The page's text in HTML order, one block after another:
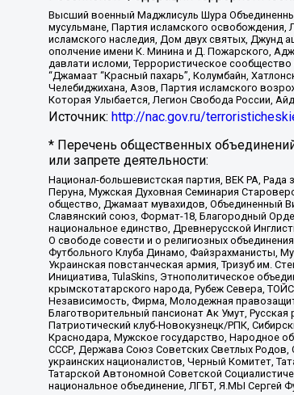
Высший военный Маджлисуль Шура
мусульмане, Партия исламского
исламского наследия, Дом двух святых, Джунд
ополчение имени К. Минина и Д. Пожарского,
давлати исломи, Террористическое
“Джамаат “Красный пахарь”, Колумбайн,
Челебиджихана, Азов, Партия исламского
Которая Улыбается, Легион Свобода России,
Источник: http://nac.gov.ru/
* Перечень общественных
или запрете деятельности:
Национал-большевистская партия, ВЕК РА,
Перуна, Мужская Духовная Семинария
общество, Джамаат мувахидов, Объединенный
Славянский союз, Формат-18, Благородный
национальное единство, Древнерусской
О свободе совести и о религиозных
Футбольного Клуба Динамо, Файзрахманисты,
Украинская повстанческая армия, Тризуб им.
Инициатива, TulaSkins, Этнополитическое
крымскотатарского народа, Рубеж Севера,
Независимость, Фирма, Молодежная
Благотворительный пансионат Ак Умут,
Патриотический клуб-Новокузнецк/РПК,
Краснодара, Мужское государство, Народное
СССР, Держава Союз Советских Светлых Родов,
украинских националистов, Черный Комитет,
Татарской Автономной Советской
национальное объединение, ЛГБТ, Я.МЫ Сергей